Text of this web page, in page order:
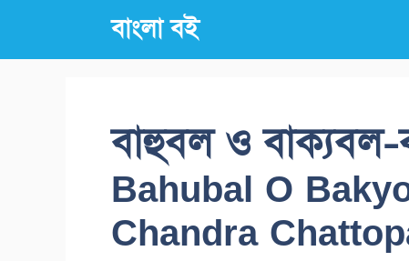
content
বাংলা বই
বাহুবল ও বাক্যবল-
Bahubal O
Chandra